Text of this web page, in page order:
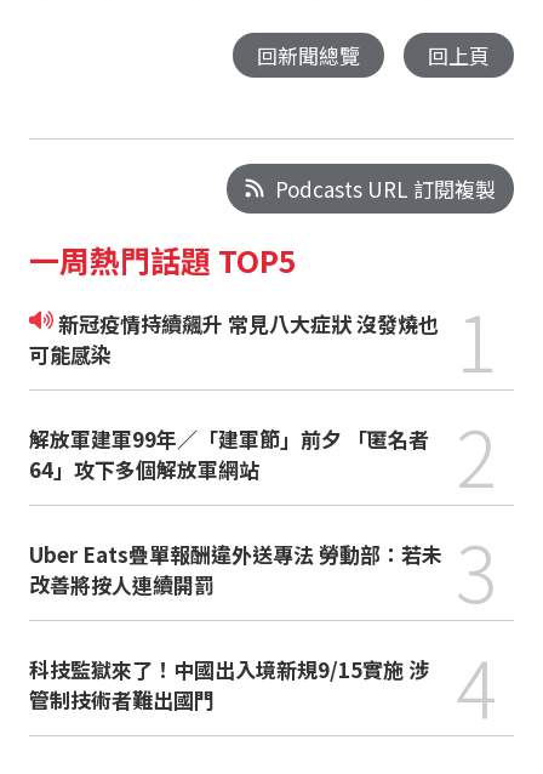
回新聞總覽 回上頁
Podcasts URL 訂閱複製
一周熱門話題 TOP5
新冠疫情持續飆升 常見八大症狀 沒發燒也
可能感染
1
解放軍建軍99年／「建軍節」前夕 「匿名者
64」攻下多個解放軍網站
2
Uber Eats疊單報酬違外送專法 勞動部：若未
改善將按人連續開罰
3
科技監獄來了！中國出入境新規9/15實施 涉
管制技術者難出國門
4